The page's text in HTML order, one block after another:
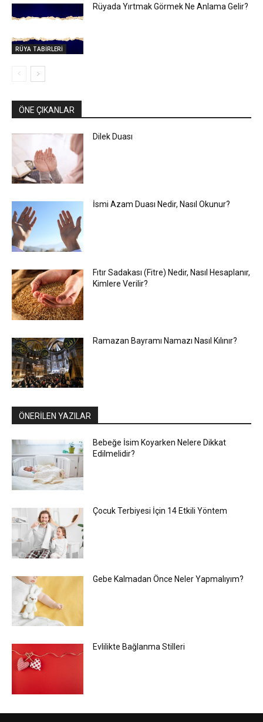
RÜYA TABİRLERİ
Rüyada Yırtmak Görmek Ne Anlama Gelir?
ÖNE ÇIKANLAR
Dilek Duası
İsmi Azam Duası Nedir, Nasıl Okunur?
Fıtır Sadakası (Fitre) Nedir, Nasıl Hesaplanır,
Kimlere Verilir?
Ramazan Bayramı Namazı Nasıl Kılınır?
ÖNERİLEN YAZILAR
Bebeğe İsim Koyarken Nelere Dikkat
Edilmelidir?
Çocuk Terbiyesi İçin 14 Etkili Yöntem
Gebe Kalmadan Önce Neler Yapmalıyım?
Evlilikte Bağlanma Stilleri